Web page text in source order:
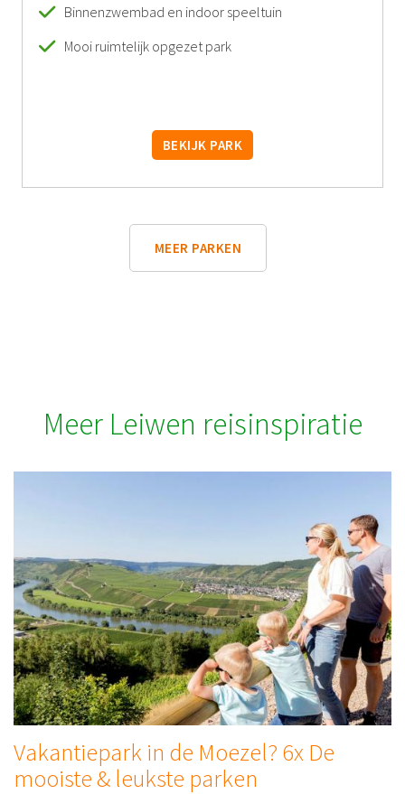
Binnenzwembad en indoor speeltuin
Mooi ruimtelijk opgezet park
BEKIJK PARK
MEER PARKEN
Meer Leiwen reisinspiratie
Vakantiepark in de Moezel? 6x De
mooiste & leukste parken